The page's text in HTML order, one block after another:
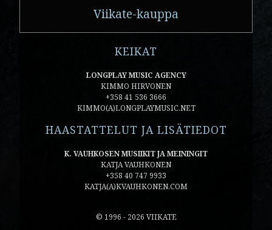
Viikate-kauppa
KEIKAT
LONGPLAY MUSIC AGENCY
KIMMO HIRVONEN
+358 41 536 3666
KIMMO(A)LONGPLAYMUSIC.NET
HAASTATTELUT JA LISÄTIEDOT
K. VAUHKOSEN MUSIIKIT JA MEININGIT
KATJA VAUHKONEN
+358 40 747 9933
KATJA(A)KVAUHKONEN.COM
© 1996 - 2026 VIIKATE